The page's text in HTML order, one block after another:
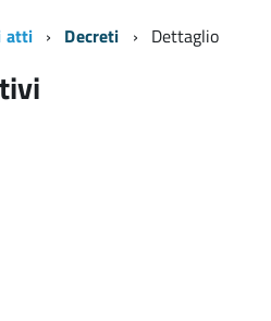
atti Decreti Dettaglio